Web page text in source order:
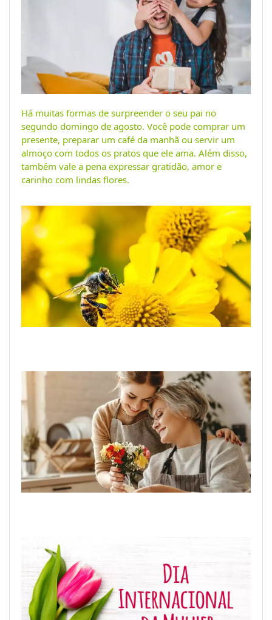
Há muitas formas de surpreender o seu pai no
segundo domingo de agosto. Você pode comprar um
presente, preparar um café da manhã ou servir um
almoço com todos os pratos que ele ama. Além disso,
também vale a pena expressar gratidão, amor e
carinho com lindas flores.